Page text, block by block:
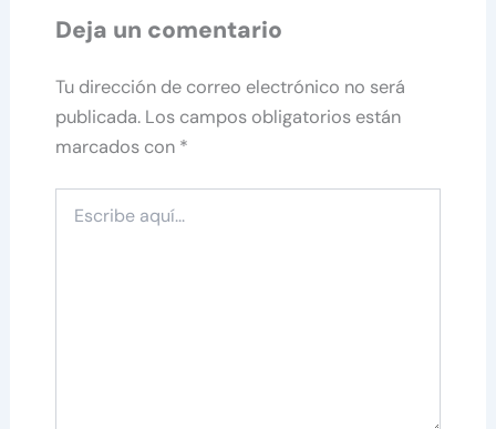
Deja un comentario
Tu dirección de correo electrónico no será
publicada. Los campos obligatorios están
marcados con *
aquí...